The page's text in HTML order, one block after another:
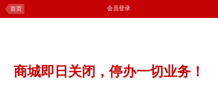
首页 会员登录
商城即日关闭，停办一切业务！